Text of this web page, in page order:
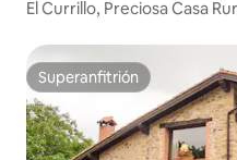
El Currillo, Preciosa Casa
Superanfitrión
Superanfitrión